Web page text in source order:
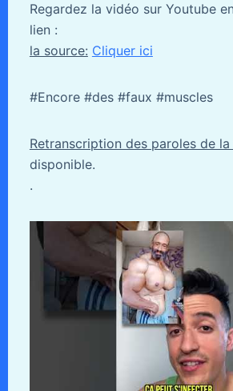
Regardez la vidéo sur Youtube
lien :
la source: Cliquer ici
#Encore #des #faux #muscles
Retranscription des paroles de
disponible.
.